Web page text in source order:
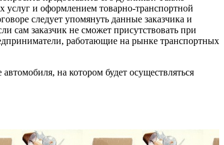
услуг и оформлением товарно-транспортной
следует упомянуть данные заказчика и
сам заказчик не сможет присутствовать при
работающие на рынке транспортных
на котором будет осуществляться